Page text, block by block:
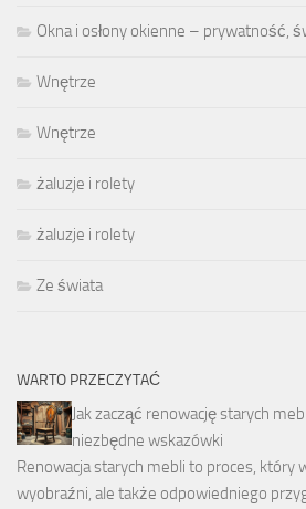
Okna i osłony okienne – prywatność,
Wnętrze
Wnętrze
żaluzje i rolety
żaluzje i rolety
Ze świata
WARTO PRZECZYTAĆ
Jak zacząć renowację starych
niezbędne wskazówki
Renowacja starych mebli to proces, który
wyobraźni, ale także odpowiedniego